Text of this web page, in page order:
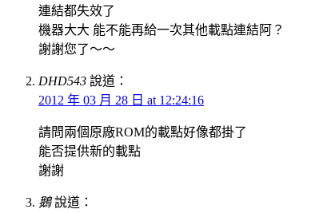
連結都失效了
機器大大 能不能再給一次其他載點連結阿？
謝謝您了～～
DHD543 說道：
2012 年 03 月 28 日 at 12:24:16
請問兩個原廠ROM的載點好像都掛了
能否提供新的載點
謝謝
鵝 說道：